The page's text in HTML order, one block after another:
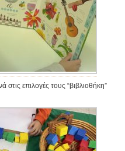
στις επιλογές τους “βιβλιοθήκη”